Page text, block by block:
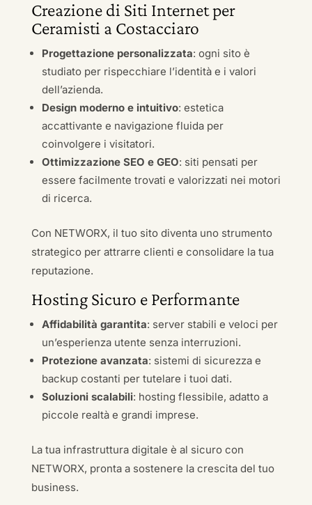
Creazione di Siti Internet per
Ceramisti a Costacciaro
Progettazione personalizzata: ogni sito è
studiato per rispecchiare l’identità e i valori
dell’azienda.
Design moderno e intuitivo: estetica
accattivante e navigazione fluida per
coinvolgere i visitatori.
Ottimizzazione SEO e GEO: siti pensati per
essere facilmente trovati e valorizzati nei motori
di ricerca.
Con NETWORX, il tuo sito diventa uno strumento
strategico per attrarre clienti e consolidare la tua
reputazione.
Hosting Sicuro e Performante
Affidabilità garantita: server stabili e veloci per
un’esperienza utente senza interruzioni.
Protezione avanzata: sistemi di sicurezza e
backup costanti per tutelare i tuoi dati.
Soluzioni scalabili: hosting flessibile, adatto a
piccole realtà e grandi imprese.
La tua infrastruttura digitale è al sicuro con
NETWORX, pronta a sostenere la crescita del tuo
business.